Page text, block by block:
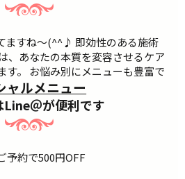
ますね～(^^♪ 即効性のある施術
、あなたの本質を変容させるケア
す。 お悩み別にメニューも豊富で
ャルメニュー
Line＠が便利です
予約で500円OFF